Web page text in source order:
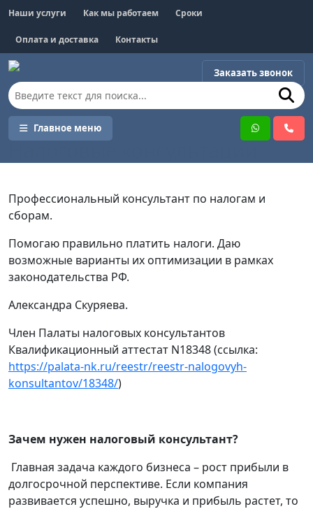
Наши услуги Как мы работаем Сроки
Оплата и доставка Контакты
Заказать звонок
Главное меню
Налоговые консультации
Налоговые консультации
Профессиональный консультант по налогам и
сборам.
Помогаю правильно платить налоги. Даю
возможные варианты их оптимизации в рамках
законодательства РФ.
Александра Скуряева.
Член Палаты налоговых консультантов
Квалификационный аттестат N18348 (ссылка:
https://palata-nk.ru/reestr/reestr-nalogovyh-
konsultantov/18348/)
Зачем нужен налоговый консультант?
Главная задача каждого бизнеса – рост прибыли в
долгосрочной перспективе. Если компания
развивается успешно, выручка и прибыль растет, то